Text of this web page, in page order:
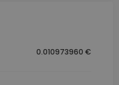
0.010973960 €